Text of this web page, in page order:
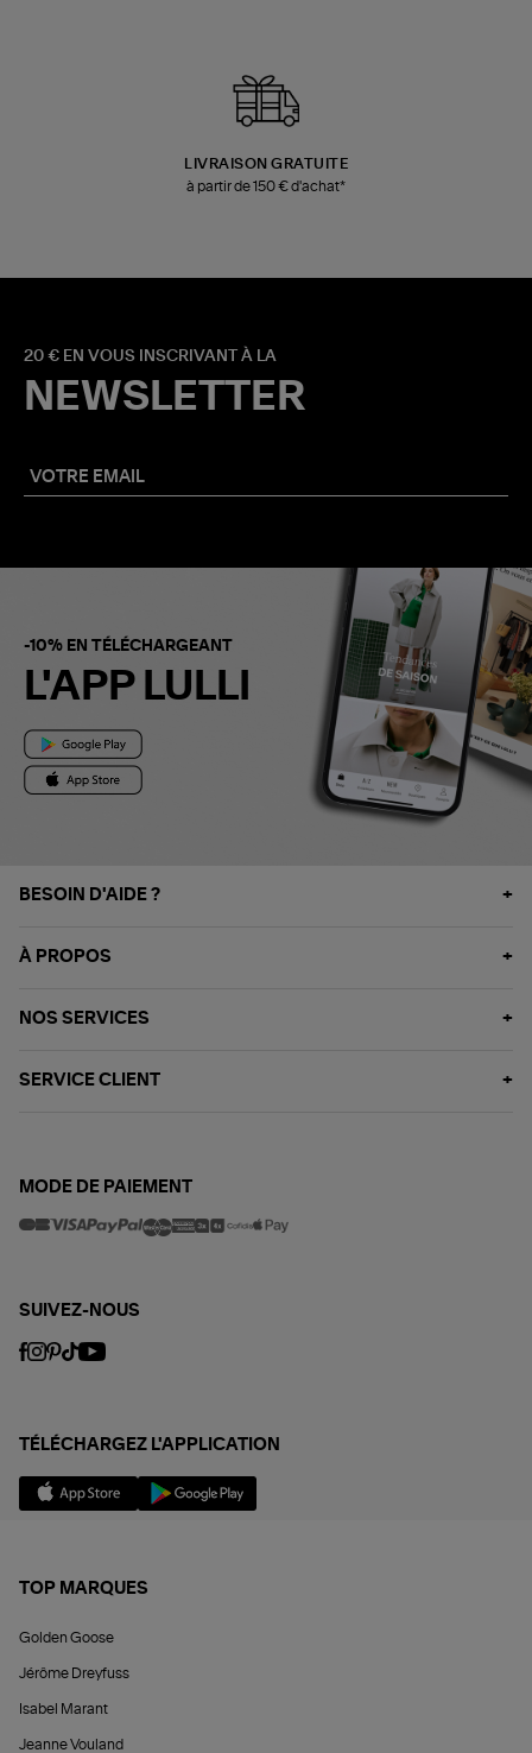
LIVRAISON GRATUITE
à partir de 150 € d'achat*
20 € EN VOUS INSCRIVANT À LA
NEWSLETTER
-10% EN TÉLÉCHARGEANT
L'APP LULLI
BESOIN D'AIDE ?
À PROPOS
NOS SERVICES
SERVICE CLIENT
MODE DE PAIEMENT
SUIVEZ-NOUS
TÉLÉCHARGEZ L'APPLICATION
TOP MARQUES
Golden Goose
Jérôme Dreyfuss
Isabel Marant
Jeanne Vouland